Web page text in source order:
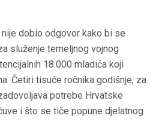
dobio odgovor kako bi se
služenje temeljnog vojnog
18.000 mladića koji
Četiri tisuće ročnika godišnje, za
potrebe Hrvatske
i što se tiče popune djelatnog